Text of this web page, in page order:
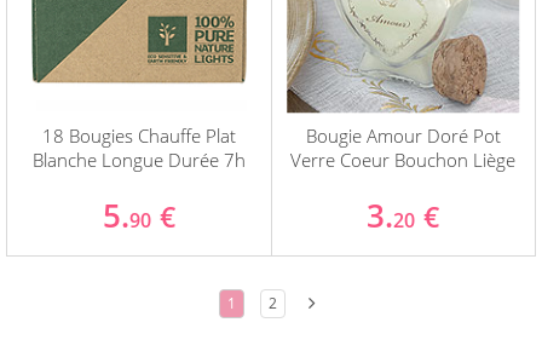
18 Bougies Chauffe Plat
Blanche Longue Durée 7h
5.90 €
Bougie Amour Doré Pot
Verre Coeur Bouchon Liège
3.20 €
1 2